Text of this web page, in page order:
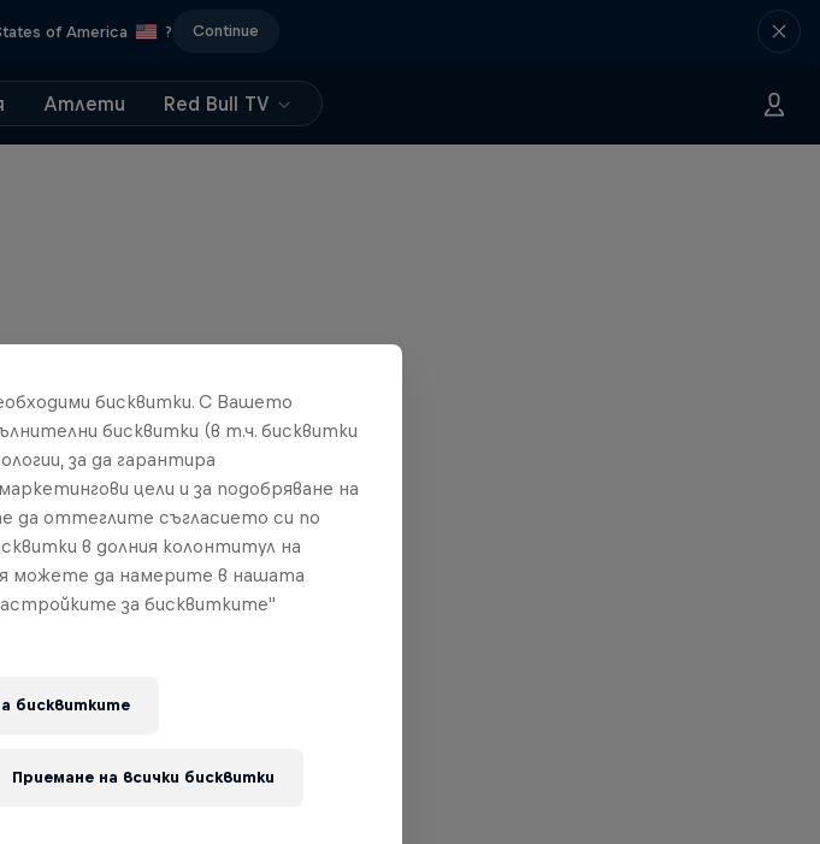
of America ? Continue
Атлети Red Bull TV
бисквитки. С Вашето
бисквитки (в т.ч. бисквитки
за да гарантира
цели и за подобряване на
да оттеглите съгласието си по
в долния колонтитул на
можете да намерите в нашата
за бисквитките"
бисквитките
Приемане на всички бисквитки